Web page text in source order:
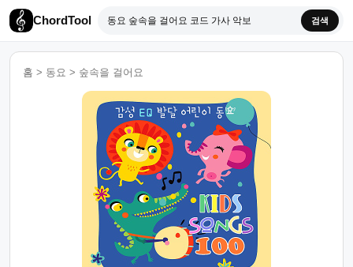
ChordTool 검색
홈 > 동요 > 숲속을 걸어요